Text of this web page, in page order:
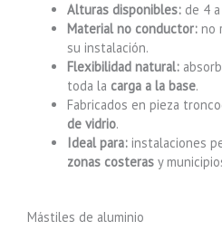
Alturas disponibles:de 4 a
Material no conductor:no
su instalación.
Flexibilidad natural:
toda la carga a la base.
Fabricados en pieza
de vidrio.
Ideal para:instalaciones
zonas costerasy
Mástiles de aluminio